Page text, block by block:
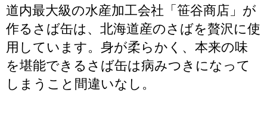
道内最大級の水産加工会社「笹谷商店」が
作るさば缶は、北海道産のさばを贅沢に使
用しています。身が柔らかく、本来の味
を堪能できるさば缶は病みつきになって
しまうこと間違いなし。